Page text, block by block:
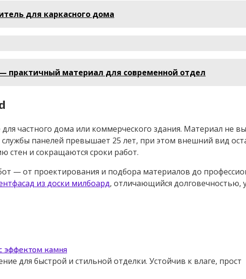
для каркасного дома
практичный материал для современной отдел
частного дома или коммерческого здания. Материал не
панелей превышает 25 лет, при этом внешний вид
стен и сокращаются сроки работ.
— от проектирования и подбора материалов до
из доски милбоард, отличающийся долговечностью,
эффектом камня
для быстрой и стильной отделки. Устойчив к влаге, прост